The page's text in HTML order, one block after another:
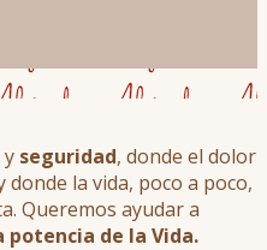
y seguridad, donde el dolor
la vida, poco a poco,
Queremos ayudar a
potencia de la Vida.